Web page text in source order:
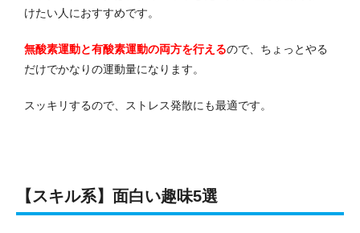
けたい人におすすめです。
無酸素運動と有酸素運動の両方を行えるので、ちょっとやる
だけでかなりの運動量になります。
スッキリするので、ストレス発散にも最適です。
【スキル系】面白い趣味5選